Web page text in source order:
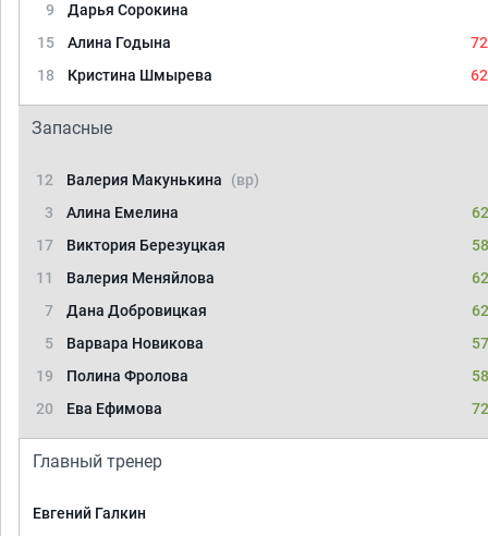
9
Дарья Сорокина
15
Алина Годына
18
Кристина Шмырева
Запасные
12 Валерия Макунькина
(вр)
3
Алина Емелина
17
Виктория Березуцкая
11
Валерия Меняйлова
7
Дана Добровицкая
5
Варвара Новикова
19
Полина Фролова
20
Ева Ефимова
Главный тренер
Евгений Галкин